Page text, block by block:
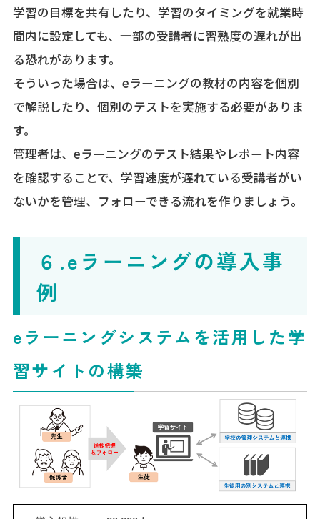
学習の目標を共有したり、学習のタイミングを就業時
間内に設定しても、一部の受講者に習熟度の遅れが出
る恐れがあります。
そういった場合は、eラーニングの教材の内容を個別
で解説したり、個別のテストを実施する必要がありま
す。
管理者は、eラーニングのテスト結果やレポート内容
を確認することで、学習速度が遅れている受講者がい
ないかを管理、フォローできる流れを作りましょう。
６.eラーニングの導入事
例
eラーニングシステムを活用した学
習サイトの構築